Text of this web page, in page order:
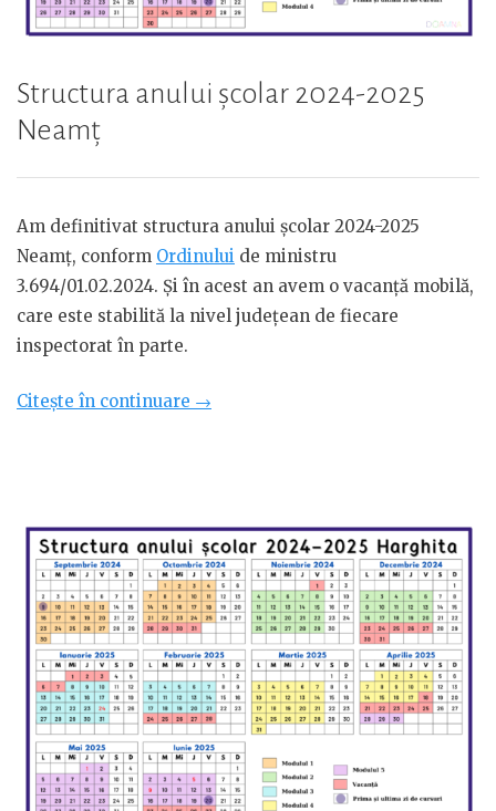
Structura anului școlar 2024-2025
Neamț
Am definitivat structura anului școlar 2024-2025
Neamț, conform Ordinului de ministru
3.694/01.02.2024. Și în acest an avem o vacanță mobilă,
care este stabilită la nivel județean de fiecare
inspectorat în parte.
Citește în continuare „Structura
Neamț”
→